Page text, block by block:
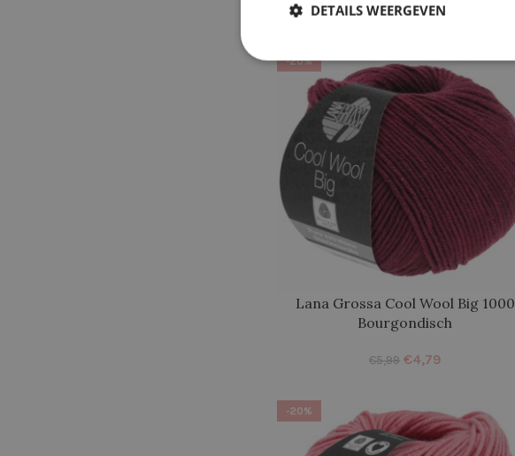
€5,99 €4,79
-20%
Lana Grossa Cool Wool Big 1000
Bourgondisch
€5,99 €4,79
-20%
DETAILS WEERGEVEN